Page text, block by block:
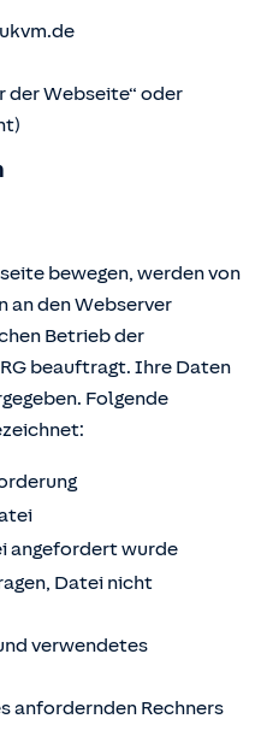
der Webseite“ oder
bewegen, werden von
den Webserver
Betrieb der
beauftragt. Ihre Daten
Folgende
angefordert wurde
Datei nicht
verwendetes
anfordernden Rechners